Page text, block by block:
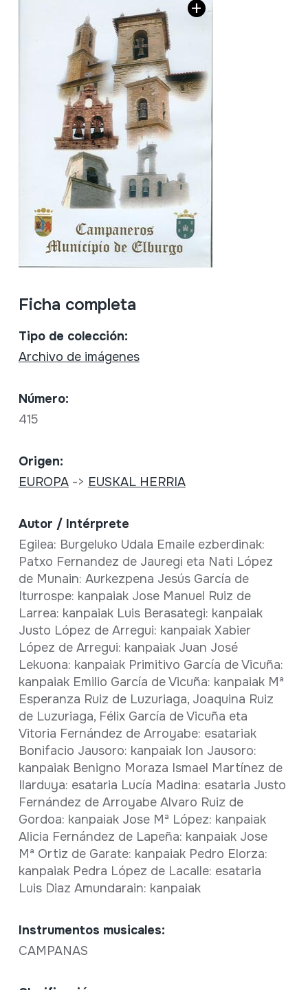
Ficha completa
Tipo de colección:
Archivo de imágenes
Número:
415
Origen:
EUROPA-> EUSKAL HERRIA
Autor / Intérprete
Egilea: Burgeluko Udala Emaile ezberdinak:
Patxo Fernandez de Jauregi eta Nati López
de Munain: Aurkezpena Jesús García de
Iturrospe: kanpaiak Jose Manuel Ruiz de
Larrea: kanpaiak Luis Berasategi: kanpaiak
Justo López de Arregui: kanpaiak Xabier
López de Arregui: kanpaiak Juan José
Lekuona: kanpaiak Primitivo García de Vicuña:
kanpaiak Emilio García de Vicuña: kanpaiak Mª
Esperanza Ruiz de Luzuriaga, Joaquina Ruiz
de Luzuriaga, Félix García de Vicuña eta
Vitoria Fernández de Arroyabe: esatariak
Bonifacio Jausoro: kanpaiak Ion Jausoro:
kanpaiak Benigno Moraza Ismael Martínez de
Ilarduya: esataria Lucía Madina: esataria Justo
Fernández de Arroyabe Alvaro Ruiz de
Gordoa: kanpaiak Jose Mª López: kanpaiak
Alicia Fernández de Lapeña: kanpaiak Jose
Mª Ortiz de Garate: kanpaiak Pedro Elorza:
kanpaiak Pedra López de Lacalle: esataria
Luis Diaz Amundarain: kanpaiak
Instrumentos musicales:
CAMPANAS